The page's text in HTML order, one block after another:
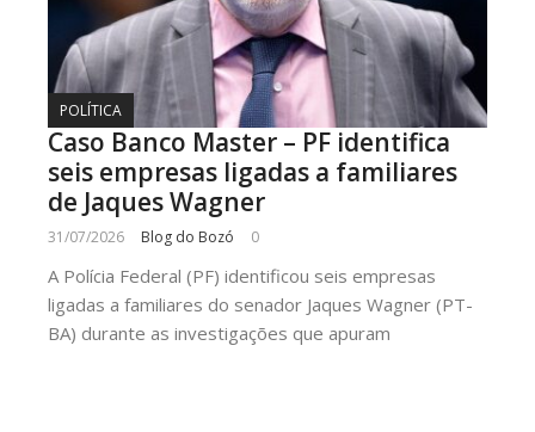
POLÍTICA
Caso Banco Master – PF identifica
seis empresas ligadas a familiares
de Jaques Wagner
31/07/2026 Blog do Bozó 0
A Polícia Federal (PF) identificou seis empresas
ligadas a familiares do senador Jaques Wagner (PT-
BA) durante as investigações que apuram